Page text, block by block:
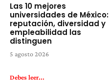
Las 10 mejores
universidades de México:
reputación, diversidad y
empleabilidad las
distinguen
5 agosto 2026
Debes leer...